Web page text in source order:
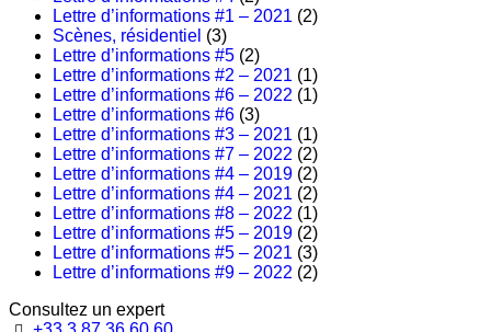
Lettre d’informations #1 – 2021 (2)
Scènes, résidentiel (3)
Lettre d’informations #5 (2)
Lettre d’informations #2 – 2021 (1)
Lettre d’informations #6 – 2022 (1)
Lettre d’informations #6 (3)
Lettre d’informations #3 – 2021 (1)
Lettre d’informations #7 – 2022 (2)
Lettre d’informations #4 – 2019 (2)
Lettre d’informations #4 – 2021 (2)
Lettre d’informations #8 – 2022 (1)
Lettre d’informations #5 – 2019 (2)
Lettre d’informations #5 – 2021 (3)
Lettre d’informations #9 – 2022 (2)
Consultez un expert